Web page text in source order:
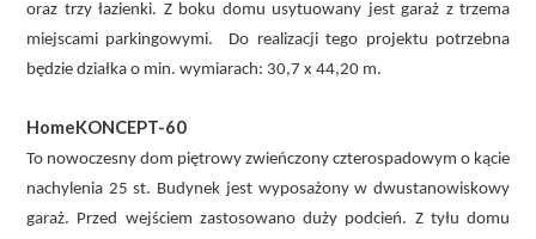
oraz trzy łazienki. Z boku domu usytuowany jest garaż z trzema
miejscami parkingowymi. Do realizacji tego projektu potrzebna
będzie działka o min. wymiarach: 30,7 x 44,20 m.
HomeKONCEPT-60
To nowoczesny dom piętrowy zwieńczony czterospadowym o kącie
nachylenia 25 st. Budynek jest wyposażony w dwustanowiskowy
garaż. Przed wejściem zastosowano duży podcień. Z tyłu domu